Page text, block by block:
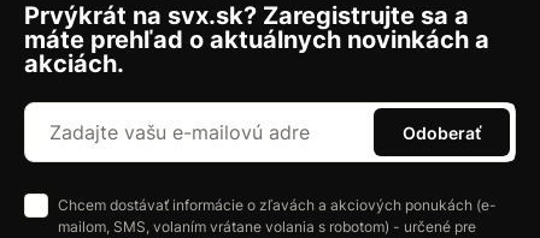
Prvýkrát na svx.sk? Zaregistrujte sa a
máte prehľad o aktuálnych novinkách a
akciách.
Odoberať
Chcem dostávať informácie o zľavách a akciových ponukách (e-
mailom, SMS, volaním vrátane volania s robotom) - určené pre